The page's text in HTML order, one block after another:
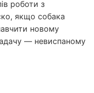
роботи з
якщо собака
новому
— невиспаному